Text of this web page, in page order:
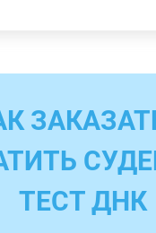
ТЕСТ ДНК